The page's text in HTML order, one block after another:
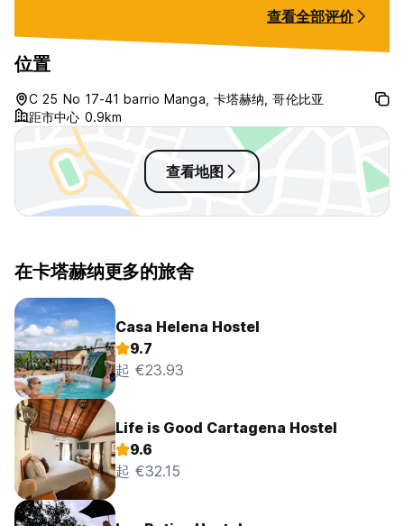
breakfast and tried to charge me
more than the agreed upon fee.
On top of that, I arrived New
Years Eve and they had a
communal dinner/celebration that
they did not tell me about. One of
the worst hostel experiences Ive
had.
查看全部评价
位置
C 25 No 17-41 barrio Manga, 卡塔赫纳, 哥伦比亚
距市中心 0.9km
查看地图
在卡塔赫纳更多的旅舍
Casa Helena Hostel
9.7
起 €23.93
Life is Good Cartagena Hostel
9.6
起 €32.15